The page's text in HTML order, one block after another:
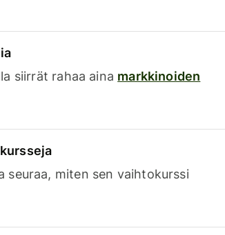
siirrät rahaa aina markkinoiden
seuraa, miten sen vaihtokurssi